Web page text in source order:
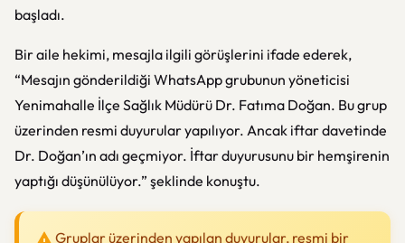
başladı.
Bir aile hekimi, mesajla ilgili görüşlerini ifade ederek,
“Mesajın gönderildiği WhatsApp grubunun yöneticisi
Yenimahalle İlçe Sağlık Müdürü Dr. Fatıma Doğan. Bu grup
üzerinden resmi duyurular yapılıyor. Ancak iftar davetinde
Dr. Doğan’ın adı geçmiyor. İftar duyurusunu bir hemşirenin
yaptığı düşünülüyor.” şeklinde konuştu.
Gruplar üzerinden yapılan duyurular, resmi bir